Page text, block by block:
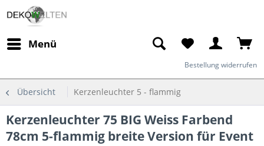
Menü
Bestellung widerrufen
Übersicht Kerzenleuchter 5 - flammig
Kerzenleuchter 75 BIG Weiss Farbend
78cm 5-flammig breite Version für Event